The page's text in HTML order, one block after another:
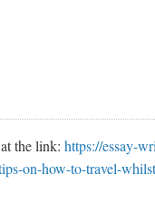
the link: https://essay-
on-how-to-travel-